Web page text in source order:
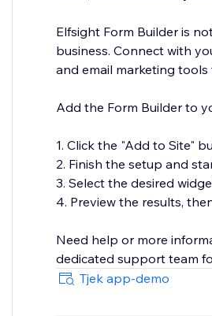
Elfsight Form Builder is
business. Connect with
and email marketing
Add the Form Builder to
1. Click the "Add to Site"
2. Finish the setup and
3. Select the desired
4. Preview the results,
Need help or more
dedicated support team
Tjek app-demo